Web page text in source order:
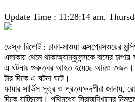
Update Time : 11:28:14 am,
ডেস্ক রিপোর্ট : ঢাকা-মাওয়া এক্সপ্রেসওয়ের
এলাকায় থেমে থাকাঅ্যাম্বুলেন্সকে বাসের
এ ঘটনায় গুরুত্বর আহত হয়েছে আরও ৩জন।
টার দিকে এ ঘটনা ঘটে।
ফায়ার সার্ভিস সূত্র ও প্রত্যক্ষদর্শীরা জানায়,
দিকে যাচ্ছিলো। পথিমধ্যে সিরাজদিখানের